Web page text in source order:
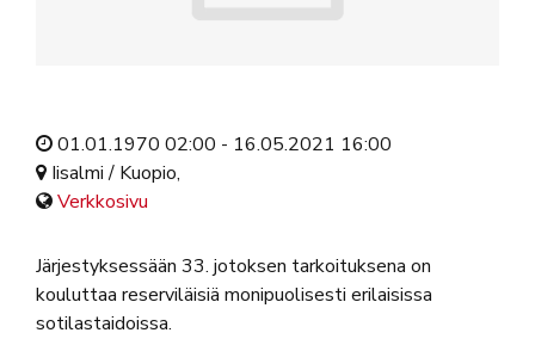
01.01.1970 02:00 - 16.05.2021 16:00
Iisalmi / Kuopio,
Verkkosivu
Järjestyksessään 33. jotoksen tarkoituksena on
kouluttaa reserviläisiä monipuolisesti erilaisissa
sotilastaidoissa.